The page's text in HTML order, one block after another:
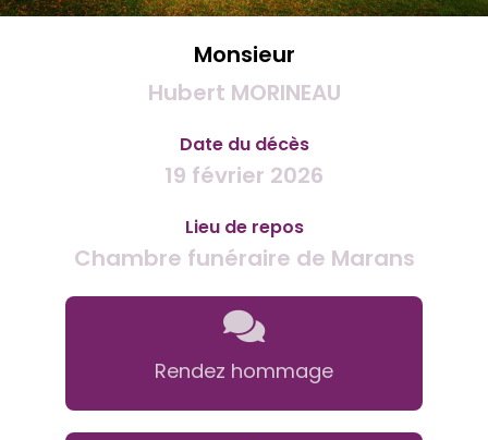
Monsieur
Hubert MORINEAU
Date du décès
19 février 2026
Lieu de repos
Chambre funéraire de Marans
Rendez hommage